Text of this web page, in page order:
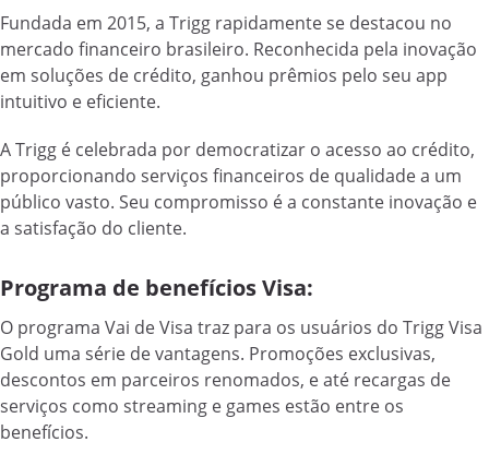
Fundada em 2015, a Trigg rapidamente se destacou no
mercado financeiro brasileiro. Reconhecida pela inovação
em soluções de crédito, ganhou prêmios pelo seu app
intuitivo e eficiente.
A Trigg é celebrada por democratizar o acesso ao crédito,
proporcionando serviços financeiros de qualidade a um
público vasto. Seu compromisso é a constante inovação e
a satisfação do cliente.
Programa de benefícios Visa:
O programa Vai de Visa traz para os usuários do Trigg Visa
Gold uma série de vantagens. Promoções exclusivas,
descontos em parceiros renomados, e até recargas de
serviços como streaming e games estão entre os
benefícios.